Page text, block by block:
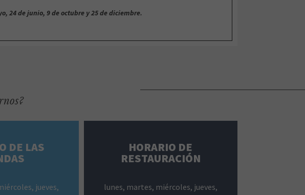
24 de junio, 9 de octubre y 25 de diciembre.
DE LAS
jueves,
HORARIO DE
RESTAURACIÓN
lunes, martes, miércoles, jueves,